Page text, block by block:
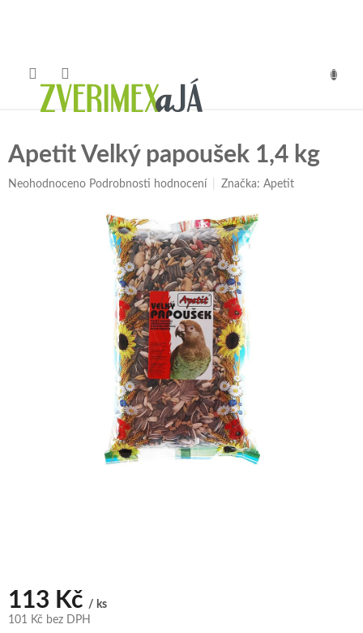
Apetit Velký papoušek 1,4 kg
Průměrné
Neohodnoceno Podrobnosti hodnocení Značka:Apetit
113 Kč / ks
101 Kč bez DPH